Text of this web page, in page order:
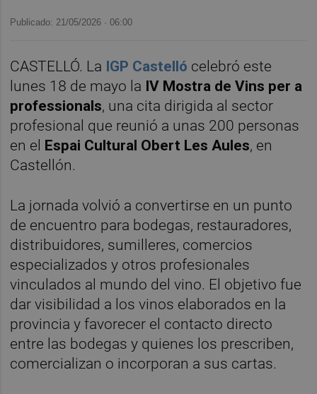
Publicado: 21/05/2026 ·06:00
CASTELLÓ. La IGP Castelló celebró este
lunes 18 de mayo la IV Mostra de Vins per a
professionals, una cita dirigida al sector
profesional que reunió a unas 200 personas
en el Espai Cultural Obert Les Aules, en
Castellón.
La jornada volvió a convertirse en un punto
de encuentro para bodegas, restauradores,
distribuidores, sumilleres, comercios
especializados y otros profesionales
vinculados al mundo del vino. El objetivo fue
dar visibilidad a los vinos elaborados en la
provincia y favorecer el contacto directo
entre las bodegas y quienes los prescriben,
comercializan o incorporan a sus cartas.